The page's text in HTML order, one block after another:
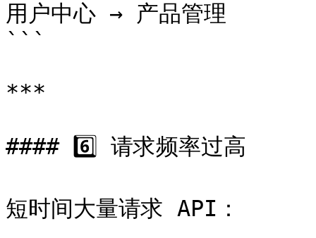
用户中心 → 产品管理
```
***
#### 6️⃣ 请求频率过高
短时间大量请求 API：